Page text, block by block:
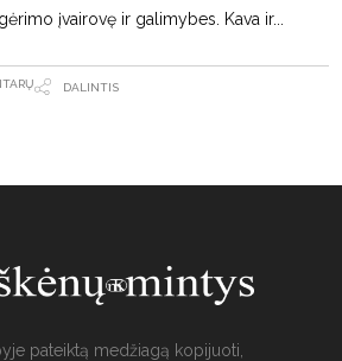
įvairovę ir galimybes. Kava ir
DALINTIS
pateiktą medžiagą kopijuoti,